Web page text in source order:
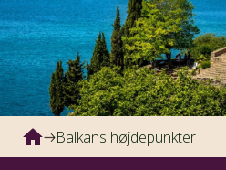
Balkans højdepunkter